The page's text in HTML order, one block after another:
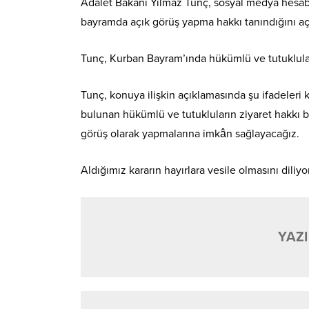
bayramda açık görüş yapma hakkı tanındığını
Tunç, Kurban Bayram’ında hükümlü ve
Tunç, konuya ilişkin açıklamasında şu ifadeleri
bulunan hükümlü ve tutukluların ziyaret hakkı
görüş olarak yapmalarına imkân sağlayacağız.
Aldığımız kararın hayırlara vesile olmasını